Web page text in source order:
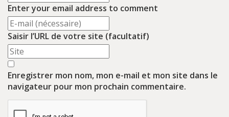
Enter your email address to comment
Saisir l’URL de votre site (facultatif)
Enregistrer mon nom, mon e-mail et mon site dans le
navigateur pour mon prochain commentaire.